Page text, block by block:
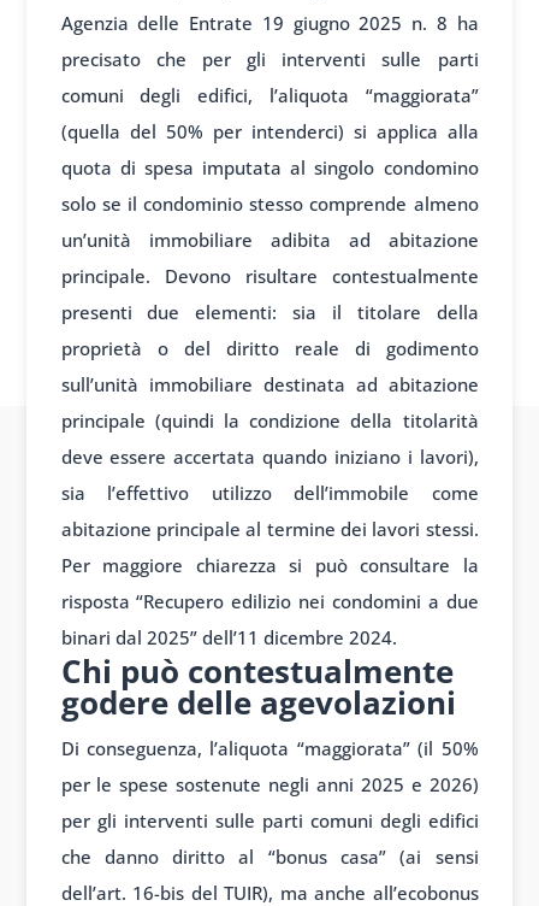
Agenzia delle Entrate 19 giugno 2025 n. 8 ha
precisato che per gli interventi sulle parti
comuni degli edifici, l’aliquota “maggiorata”
(quella del 50% per intenderci) si applica alla
quota di spesa imputata al singolo condomino
solo se il condominio stesso comprende almeno
un’unità immobiliare adibita ad abitazione
principale. Devono risultare contestualmente
presenti due elementi: sia il titolare della
proprietà o del diritto reale di godimento
sull’unità immobiliare destinata ad abitazione
principale (quindi la condizione della titolarità
deve essere accertata quando iniziano i lavori),
sia l’effettivo utilizzo dell’immobile come
abitazione principale al termine dei lavori stessi.
Per maggiore chiarezza si può consultare la
risposta “Recupero edilizio nei condomini a due
binari dal 2025” dell’11 dicembre 2024.
Chi può contestualmente
godere delle agevolazioni
Di conseguenza, l’aliquota “maggiorata” (il 50%
per le spese sostenute negli anni 2025 e 2026)
per gli interventi sulle parti comuni degli edifici
che danno diritto al “bonus casa” (ai sensi
dell’art. 16-bis del TUIR), ma anche all’ecobonus